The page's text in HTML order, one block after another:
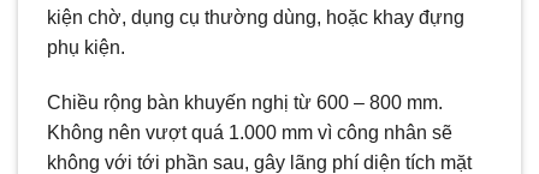
kiện chờ, dụng cụ thường dùng, hoặc khay đựng
phụ kiện.
Chiều rộng bàn khuyến nghị từ 600 – 800 mm.
Không nên vượt quá 1.000 mm vì công nhân sẽ
không với tới phần sau, gây lãng phí diện tích mặt